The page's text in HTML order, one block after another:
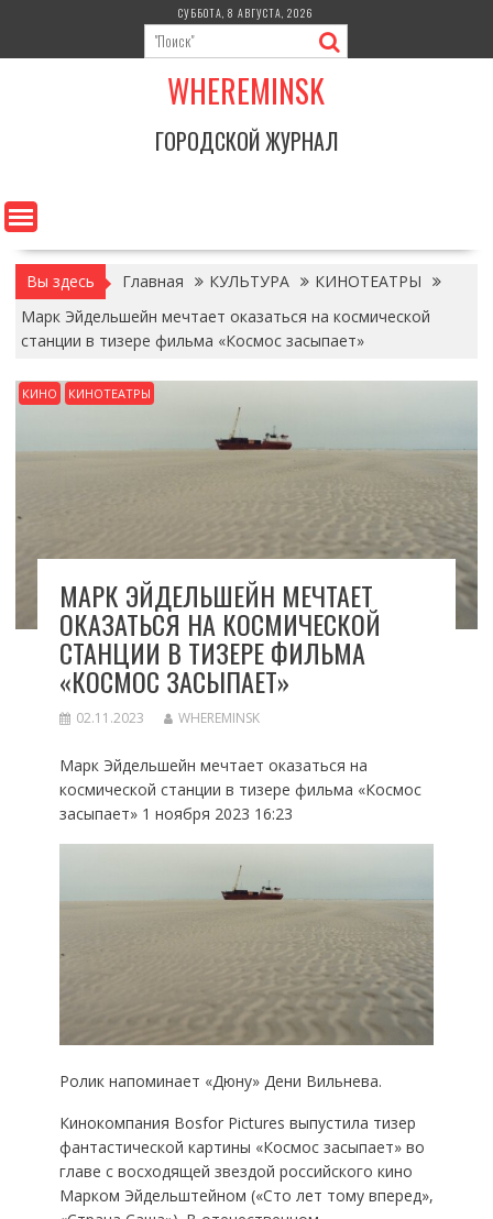
содержимому
СУББОТА, 8 АВГУСТА, 2026
WHEREMINSK
ГОРОДСКОЙ ЖУРНАЛ
Вы здесь Главная КУЛЬТУРА
КИНОТЕАТРЫ
Марк Эйдельшейн мечтает оказаться на космической
станции в тизере фильма «Космос засыпает»
КИНО КИНОТЕАТРЫ
МАРК ЭЙДЕЛЬШЕЙН МЕЧТАЕТ
ОКАЗАТЬСЯ НА КОСМИЧЕСКОЙ
СТАНЦИИ В ТИЗЕРЕ ФИЛЬМА
«КОСМОС ЗАСЫПАЕТ»
02.11.2023 WHEREMINSK
Марк Эйдельшейн мечтает оказаться на
космической станции в тизере фильма «Космос
засыпает» 1 ноября 2023 16:23
Ролик напоминает «Дюну» Дени Вильнева.
Кинокомпания Bosfor Pictures выпустила тизер
фантастической картины «Космос засыпает» во
главе с восходящей звездой российского кино
Марком Эйдельштейном («Сто лет тому вперед»,